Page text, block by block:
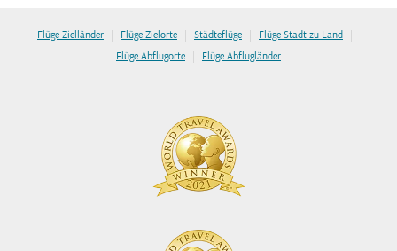
Flüge Zielländer | Flüge Zielorte | Städteflüge | Flüge Stadt zu Land |
Flüge Abflugorte | Flüge Abflugländer